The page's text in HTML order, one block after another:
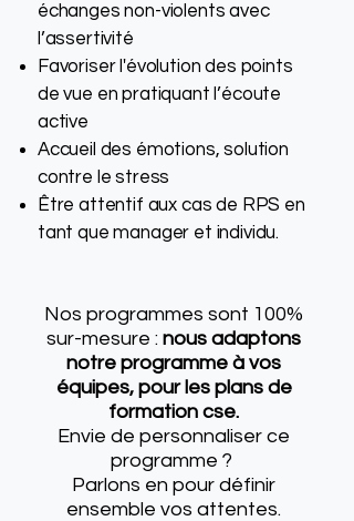
échanges non-violents avec
l’assertivité
Favoriser l'évolution des points
de vue en pratiquant l’écoute
active
Accueil des émotions, solution
contre le stress
Être attentif aux cas de RPS en
tant que manager et individu.
Nos programmes sont 100%
sur-mesure : nous adaptons
notre programme à vos
équipes, pour les plans de
formation cse.
Envie de personnaliser ce
programme ?
Parlons en pour définir
ensemble vos attentes.